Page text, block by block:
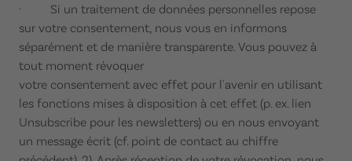
· Si un traitement de données personnelles repose
sur votre consentement, nous vous en informons
séparément et de manière transparente. Vous pouvez à
tout moment révoquer
votre consentement avec effet pour l'avenir en utilisant
les fonctions mises à disposition à cet effet (p. ex. lien
Unsubscribe pour les newsletters) ou en nous envoyant
un message écrit (cf. point de contact au chiffre